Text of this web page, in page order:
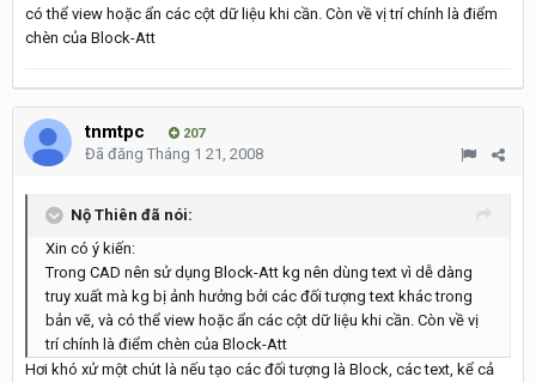
có thể view hoặc ẩn các cột dữ liệu khi cần. Còn về vị trí chính là điểm
chèn của Block-Att
tnmtpc 207
Đã đăng Tháng 1 21, 2008
Nộ Thiên đã nói:
Xin có ý kiến:
Trong CAD nên sử dụng Block-Att kg nên dùng text vì dễ dàng
truy xuất mà kg bị ảnh hưởng bởi các đối tượng text khác trong
bản vẽ, và có thể view hoặc ẩn các cột dữ liệu khi cần. Còn về vị
trí chính là điểm chèn của Block-Att
Hơi khó xử một chút là nếu tạo các đối tượng là Block, các text, kể cả